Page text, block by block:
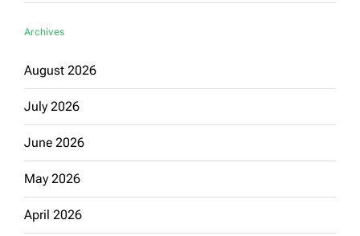
Archives
August 2026
July 2026
June 2026
May 2026
April 2026